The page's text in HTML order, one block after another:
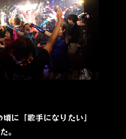
に「歌手になりたい」
。